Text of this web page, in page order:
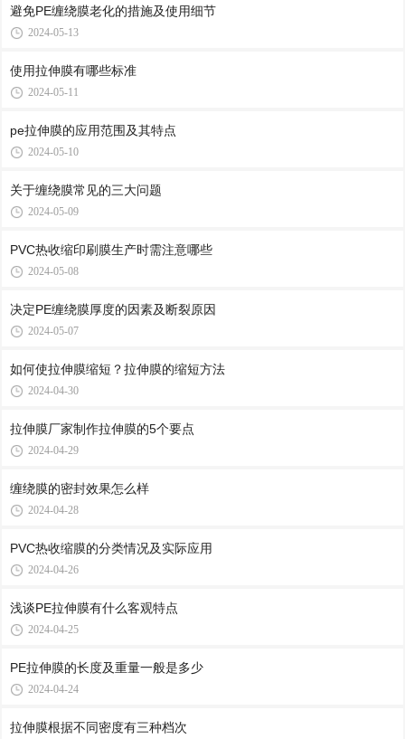
避免PE缠绕膜老化的措施及使用细节
2024-05-13
使用拉伸膜有哪些标准
2024-05-11
pe拉伸膜的应用范围及其特点
2024-05-10
关于缠绕膜常见的三大问题
2024-05-09
PVC热收缩印刷膜生产时需注意哪些
2024-05-08
决定PE缠绕膜厚度的因素及断裂原因
2024-05-07
如何使拉伸膜缩短？拉伸膜的缩短方法
2024-04-30
拉伸膜厂家制作拉伸膜的5个要点
2024-04-29
缠绕膜的密封效果怎么样
2024-04-28
PVC热收缩膜的分类情况及实际应用
2024-04-26
浅谈PE拉伸膜有什么客观特点
2024-04-25
PE拉伸膜的长度及重量一般是多少
2024-04-24
拉伸膜根据不同密度有三种档次